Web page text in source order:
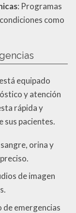
: Programas
como
equipado
y atención
rápida y
sus pacientes.
orina y
de imagen
de emergencias